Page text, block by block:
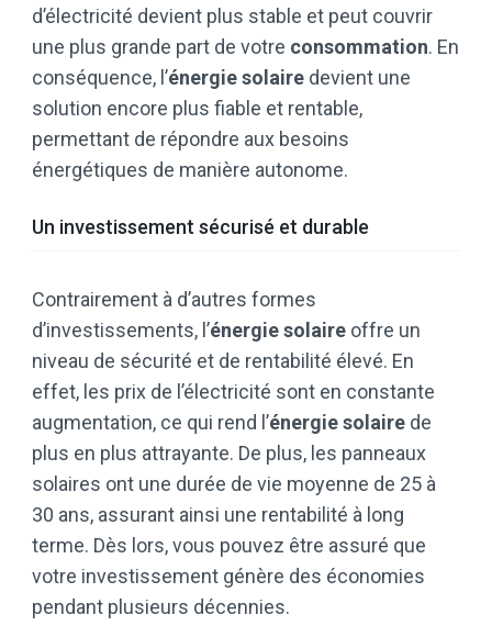
d’électricité devient plus stable et peut couvrir
une plus grande part de votre consommation. En
conséquence, l’énergie solaire devient une
solution encore plus fiable et rentable,
permettant de répondre aux besoins
énergétiques de manière autonome.
Un investissement sécurisé et durable
Contrairement à d’autres formes
d’investissements, l’énergie solaire offre un
niveau de sécurité et de rentabilité élevé. En
effet, les prix de l’électricité sont en constante
augmentation, ce qui rend l’énergie solaire de
plus en plus attrayante. De plus, les panneaux
solaires ont une durée de vie moyenne de 25 à
30 ans, assurant ainsi une rentabilité à long
terme. Dès lors, vous pouvez être assuré que
votre investissement génère des économies
pendant plusieurs décennies.